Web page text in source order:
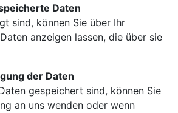
Daten
sind, können Sie über Ihr
anzeigen lassen, die über sie
der Daten
gespeichert sind, können Sie
an uns wenden oder wenn